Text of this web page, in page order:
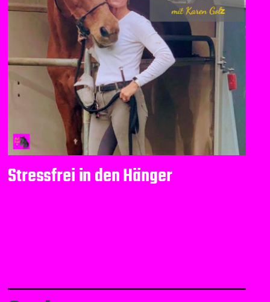
Stressfrei in den Hänger